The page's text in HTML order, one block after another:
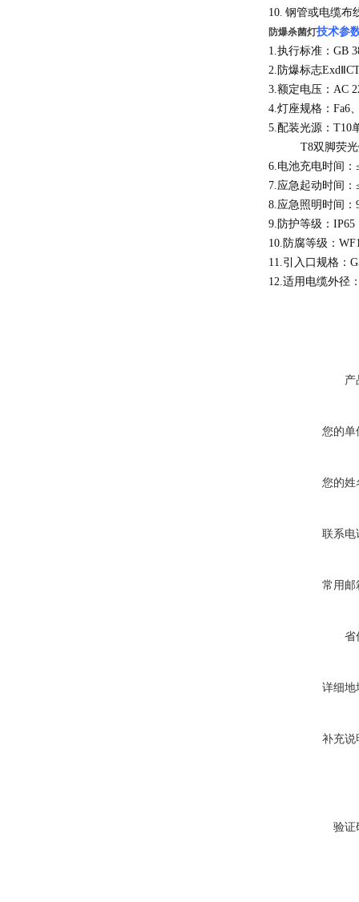
10. 钢管或电缆布
防爆杀菌灯技术参
1.执行标准： GB
2. 防爆标志Exd
3.额定电压： AC
4.灯座规格： Fa6
5.配装光源： T10
T8双脚荧
6.电池充电时间：
7.应急起动时间：
8.应急照明时间：
9. 防护等级： IP65
10. 防腐等级：
11.引入口规格：
12.适用电缆外径
产
您的单
您的姓
联系电
常用邮
省
详细地
补充说
验证